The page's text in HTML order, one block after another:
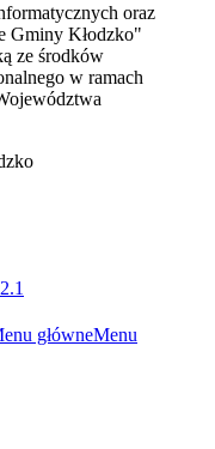
oraz
Gminy Kłodzko"
ze środków
w ramach
główneMenu